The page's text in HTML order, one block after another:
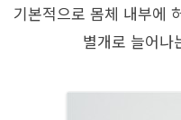
기본적으로 몸체 내부에
별개로 늘어나